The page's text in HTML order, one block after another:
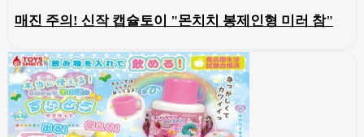
매진 주의! 신작 캡슐토이 "몬치치 봉제인형 미러 참"